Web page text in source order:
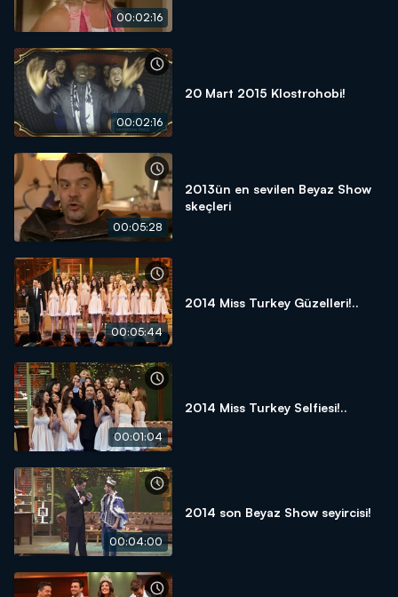
00:02:16
00:02:16
20 Mart 2015 Klostrohobi!
00:05:28
2013ün en sevilen Beyaz Show
skeçleri
00:05:44
2014 Miss Turkey Güzelleri!..
00:01:04
2014 Miss Turkey Selfiesi!..
00:04:00
2014 son Beyaz Show seyircisi!